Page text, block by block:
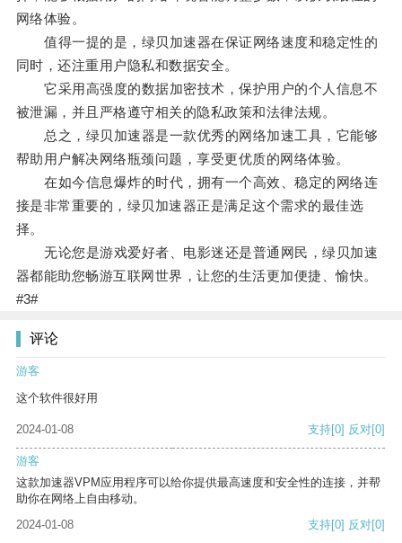
网络体验。
值得一提的是，绿贝加速器在保证网络速度和稳定性的
同时，还注重用户隐私和数据安全。
它采用高强度的数据加密技术，保护用户的个人信息不
被泄漏，并且严格遵守相关的隐私政策和法律法规。
总之，绿贝加速器是一款优秀的网络加速工具，它能够
帮助用户解决网络瓶颈问题，享受更优质的网络体验。
在如今信息爆炸的时代，拥有一个高效、稳定的网络连
接是非常重要的，绿贝加速器正是满足这个需求的最佳选
择。
无论您是游戏爱好者、电影迷还是普通网民，绿贝加速
器都能助您畅游互联网世界，让您的生活更加便捷、愉快。
#3#
评论
游客
这个软件很好用
2024-01-08 支持[0] 反对[0]
游客
这款加速器VPM应用程序可以给你提供最高速度和安全性的连接，并帮
助你在网络上自由移动。
2024-01-08
支持[0] 反对[0]